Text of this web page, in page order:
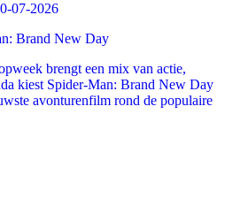
07-2026
Brand New Day
brengt een mix van actie,
kiest Spider-Man: Brand New Day
avonturenfilm rond de populaire